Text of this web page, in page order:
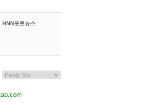
HNN포토뉴스